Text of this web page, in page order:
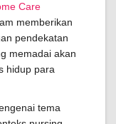
Care
memberikan
pendekatan
memadai akan
hidup para
tema